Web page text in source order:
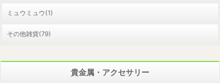
ミュウミュウ(1)
その他雑貨(79)
貴金属・アクセサリー